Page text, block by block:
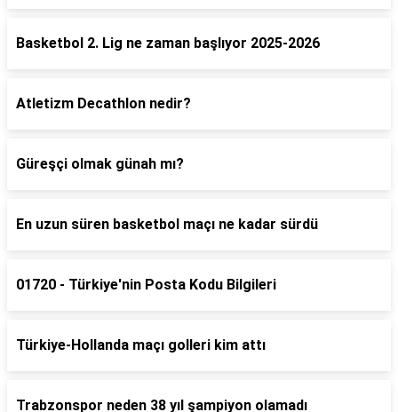
Basketbol 2. Lig ne zaman başlıyor 2025-2026
Atletizm Decathlon nedir?
Güreşçi olmak günah mı?
En uzun süren basketbol maçı ne kadar sürdü
01720 - Türkiye'nin Posta Kodu Bilgileri
Türkiye-Hollanda maçı golleri kim attı
Trabzonspor neden 38 yıl şampiyon olamadı